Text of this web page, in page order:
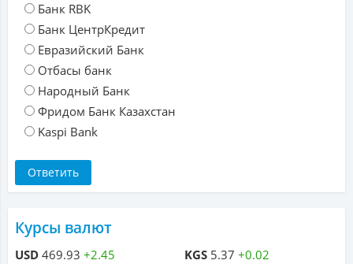
Банк RBK
Банк ЦентрКредит
Евразийский Банк
Отбасы банк
Народный Банк
Фридом Банк Казахстан
Kaspi Bank
Курсы валют
USD 469.93 +2.45
KGS 5.37 +0.02